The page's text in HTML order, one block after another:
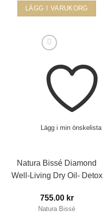
LÄGG I VARUKORG
Lägg i min önskelista
Natura Bissé Diamond
Well-Living Dry Oil- Detox
755.00 kr
Natura Bissé